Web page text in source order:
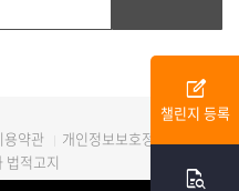
edit_square
챌린지 등록
quick_reference_all
용약관
개인정보보호정책
법적고지